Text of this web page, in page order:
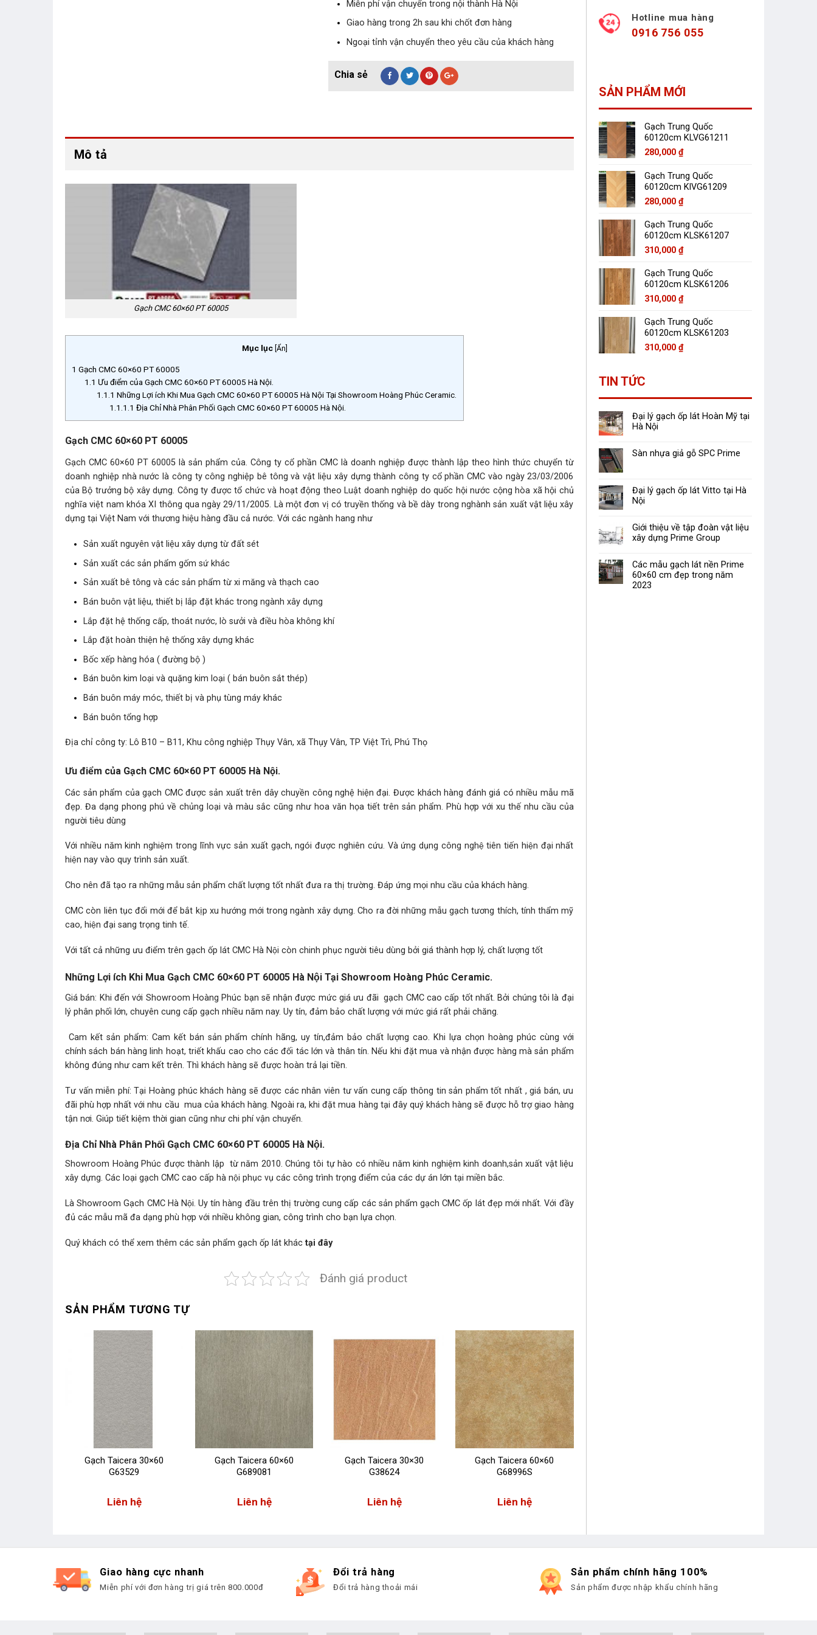
Miễn phí vận chuyển trong nội thành Hà Nội
Giao hàng trong 2h sau khi chốt đơn hàng
Ngoại tỉnh vận chuyển theo yêu cầu của khách hàng
Mô tả
Gạch CMC 60×60 PT 60005
Mục lục Ẩn
1 Gạch CMC 60×60 PT 60005
1.1 Ưu điểm của Gạch CMC 60×60 PT 60005 Hà Nội.
1.1.1 Những Lợi ích Khi Mua Gạch CMC 60×60 PT 60005 Hà Nội Tại Showroom Hoàng Phúc Ceramic.
1.1.1.1 Địa Chỉ Nhà Phân Phối Gạch CMC 60×60 PT 60005 Hà Nội.
Gạch CMC 60×60 PT 60005
Gạch CMC 60×60 PT 60005 là sản phẩm của. Công ty cổ phần CMC là doanh nghiệp được thành lập theo hình thức chuyển từ
doanh nghiệp nhà nước là công ty công nghiệp bê tông và vật liệu xây dựng thành công ty cổ phần CMC vào ngày 23/03/2006
của Bộ trưởng bộ xây dựng. Công ty được tổ chức và hoạt động theo Luật doanh nghiệp do quốc hội nước cộng hòa xã hội chủ
nghĩa việt nam khóa XI thông qua ngày 29/11/2005. Là một đơn vị có truyền thống và bề dày trong nghành sản xuất vật liệu xây
dựng tại Việt Nam với thương hiệu hàng đầu cả nước. Với các ngành hang như
Sản xuất nguyên vật liệu xây dựng từ đất sét
Sản xuất các sản phẩm gốm sứ khác
Sản xuất bê tông và các sản phẩm từ xi măng và thạch cao
Bán buôn vật liệu, thiết bị lắp đặt khác trong ngành xây dựng
Lắp đặt hệ thống cấp, thoát nước, lò sưởi và điều hòa không khí
Lắp đặt hoàn thiện hệ thống xây dựng khác
Bốc xếp hàng hóa ( đường bộ )
Bán buôn kim loại và quặng kim loại ( bán buôn sắt thép)
Bán buôn máy móc, thiết bị và phụ tùng máy khác
Bán buôn tổng hợp
Địa chỉ công ty: Lô B10 – B11, Khu công nghiệp Thụy Vân, xã Thụy Vân, TP Việt Trì, Phú Thọ
Ưu điểm của Gạch CMC 60×60 PT 60005 Hà Nội.
Các sản phẩm của gạch CMC được sản xuất trên dây chuyền công nghệ hiện đại. Được khách hàng đánh giá có nhiều mẫu mã
đẹp. Đa dạng phong phú về chủng loại và màu sắc cũng như hoa văn họa tiết trên sản phẩm. Phù hợp với xu thế nhu cầu của
người tiêu dùng
Với nhiều năm kinh nghiệm trong lĩnh vực sản xuất gạch, ngói được nghiên cứu. Và ứng dụng công nghệ tiên tiến hiện đại nhất
hiện nay vào quy trình sản xuất.
Cho nên đã tạo ra những mẫu sản phẩm chất lượng tốt nhất đưa ra thị trường. Đáp ứng mọi nhu cầu của khách hàng.
CMC còn liên tục đổi mới để bắt kịp xu hướng mới trong ngành xây dựng. Cho ra đời những mẫu gạch tương thích, tính thẩm mỹ
cao, hiện đại sang trọng tinh tế.
Với tất cả những ưu điểm trên gạch ốp lát CMC Hà Nội còn chinh phục người tiêu dùng bởi giá thành hợp lý, chất lượng tốt
Những Lợi ích Khi Mua Gạch CMC 60×60 PT 60005 Hà Nội Tại Showroom Hoàng Phúc Ceramic.
Giá bán: Khi đến với Showroom Hoàng Phúc bạn sẽ nhận được mức giá ưu đãi gạch CMC cao cấp tốt nhất. Bởi chúng tôi là đại
lý phân phối lớn, chuyên cung cấp gạch nhiều năm nay. Uy tín, đảm bảo chất lượng với mức giá rất phải chăng.
Cam kết sản phẩm: Cam kết bán sản phẩm chính hãng, uy tín,đảm bảo chất lượng cao. Khi lựa chọn hoàng phúc cùng với
chính sách bán hàng linh hoạt, triết khấu cao cho các đối tác lớn và thân tín. Nếu khi đặt mua và nhận được hàng mà sản phẩm
không đúng như cam kết trên. Thì khách hàng sẽ được hoàn trả lại tiền.
Tư vấn miễn phí: Tại Hoàng phúc khách hàng sẽ được các nhân viên tư vấn cung cấp thông tin sản phẩm tốt nhất , giá bán, ưu
đãi phù hợp nhất với nhu cầu mua của khách hàng. Ngoài ra, khi đặt mua hàng tại đây quý khách hàng sẽ được hỗ trợ giao hàng
tận nơi. Giúp tiết kiệm thời gian cũng như chi phí vận chuyển.
Địa Chỉ Nhà Phân Phối Gạch CMC 60×60 PT 60005 Hà Nội.
Showroom Hoàng Phúc được thành lập từ năm 2010. Chúng tôi tự hào có nhiều năm kinh nghiệm kinh doanh,sản xuất vật liệu
xây dựng. Các loại gạch CMC cao cấp hà nội phục vụ các công trình trọng điểm của các dự án lớn tại miền bắc.
Là Showroom Gạch CMC Hà Nội. Uy tín hàng đầu trên thị trường cung cấp các sản phẩm gạch CMC ốp lát đẹp mới nhất. Với đầy
đủ các mẫu mã đa dạng phù hợp với nhiều không gian, công trình cho bạn lựa chọn.
Quý khách có thể xem thêm các sản phẩm gạch ốp lát khác tại đây
Đánh giá product
SẢN PHẨM TƯƠNG TỰ
Gạch Taicera 30×60
G63529
Liên hệ
Gạch Taicera 60×60
G689081
Liên hệ
Gạch Taicera 30×30
G38624
Liên hệ
Gạch Taicera 60×60
G68996S
Liên hệ
Hotline mua hàng
0916 756 055
SẢN PHẨM MỚI
Gạch Trung Quốc
60120cm KLVG61211
280,000 ₫
Gạch Trung Quốc
60120cm KlVG61209
280,000 ₫
Gạch Trung Quốc
60120cm KLSK61207
310,000 ₫
Gạch Trung Quốc
60120cm KLSK61206
310,000 ₫
Gạch Trung Quốc
60120cm KLSK61203
310,000 ₫
TIN TỨC
Đại lý gạch ốp lát Hoàn Mỹ tại
Hà Nội
Sàn nhựa giả gỗ SPC Prime
Đại lý gạch ốp lát Vitto tại Hà
Nội
Giới thiệu về tập đoàn vật liệu
xây dựng Prime Group
Các mẫu gạch lát nền Prime
60×60 cm đẹp trong năm
2023
Giao hàng cực nhanh
Miễn phí với đơn hàng trị giá trên 800.000đ
Đổi trả hàng
Đổi trả hàng thoải mái
Sản phẩm chính hãng 100%
Sản phẩm được nhập khẩu chính hãng